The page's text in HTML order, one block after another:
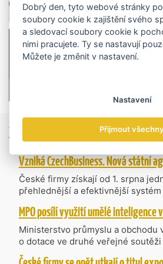
Zprávy ze světa obchodu
České firmy získají od 1. srpna
přehlednější a efektivnější
CzechBusiness, která propojuje
kompetence agentur CzechTrade
Firmám nabídne jednoho
inovací až po zahraniční expanzi.
Ministerstvo průmyslu a obchodu
o dotace ve druhé veřejné
– Transfer, Výzkum, Vývoj a
Dobrý den, tyto webové stránky
soubory cookie k zajištění svého
a sledovací soubory cookie k
nimi pracujete. Ty se nastavují
Můžete je změnit v nastavení.
Nastavení
Přijmout všechny